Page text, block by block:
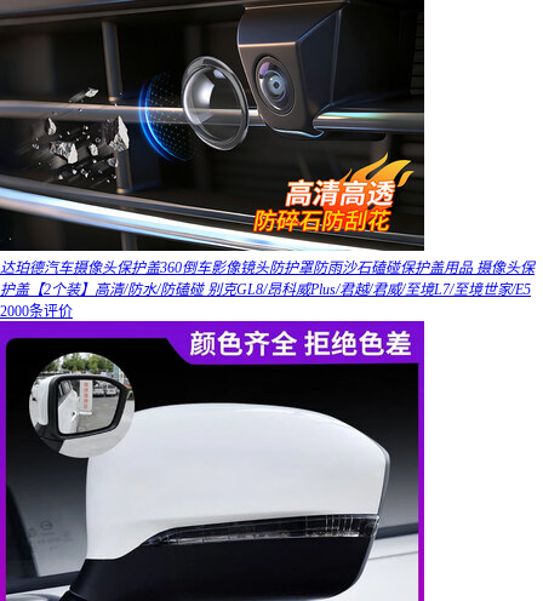
达珀德汽车摄像头保护盖360倒车影像镜头防护罩防雨沙石磕碰保护盖用品 摄像头保
护盖【2个装】高清/防水/防磕碰 别克GL8/昂科威Plus/君越/君威/至境L7/至境世家/E5
2000条评价